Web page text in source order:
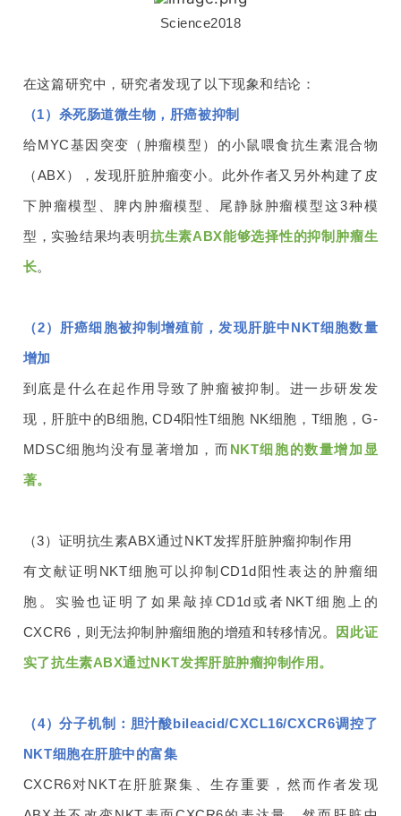
Science2018
在这篇研究中，研究者发现了以下现象和结论：
（1）杀死肠道微生物，肝癌被抑制
给MYC基因突变（肿瘤模型）的小鼠喂食抗生素混合物
（ABX），发现肝脏肿瘤变小。此外作者又另外构建了皮
下肿瘤模型、脾内肿瘤模型、尾静脉肿瘤模型这3种模
型，实验结果均表明抗生素ABX能够选择性的抑制肿瘤生
长。
（2）肝癌细胞被抑制增殖前，发现肝脏中NKT细胞数量
增加
到底是什么在起作用导致了肿瘤被抑制。进一步研发发
现，肝脏中的B细胞, CD4阳性T细胞 NK细胞，T细胞，G-
MDSC细胞均没有显著增加，而NKT细胞的数量增加显
著。
（3）证明抗生素ABX通过NKT发挥肝脏肿瘤抑制作用
有文献证明NKT细胞可以抑制CD1d阳性表达的肿瘤细
胞。实验也证明了如果敲掉CD1d或者NKT细胞上的
CXCR6，则无法抑制肿瘤细胞的增殖和转移情况。
因此证
实了抗生素ABX通过NKT发挥肝脏肿瘤抑制作用。
（4）分子机制：胆汁酸bileacid/CXCL16/CXCR6调控了
NKT细胞在肝脏中的富集
CXCR6对NKT在肝脏聚集、生存重要，然而作者发现